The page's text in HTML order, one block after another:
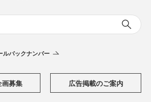
ルバックナンバー
募集 広告掲載のご案内